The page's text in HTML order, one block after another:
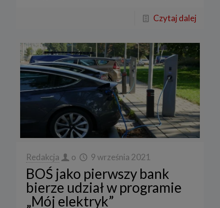
Czytaj dalej
Redakcja o 9 września 2021
BOŚ jako pierwszy bank
bierze udział w programie
„Mój elektryk”